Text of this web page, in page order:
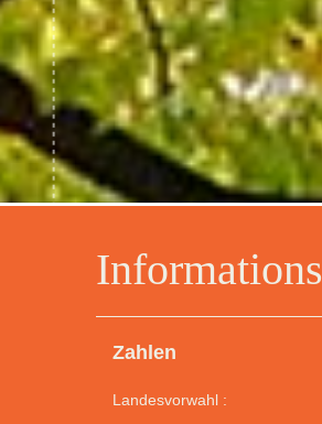
Informations
Zahlen
Landesvorwahl :